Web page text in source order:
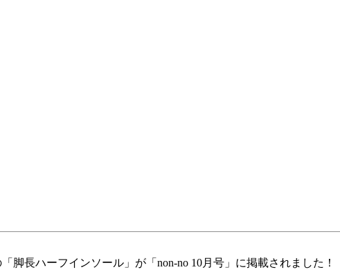
長ハーフインソール」が「non-no 10月号」に掲載されました！